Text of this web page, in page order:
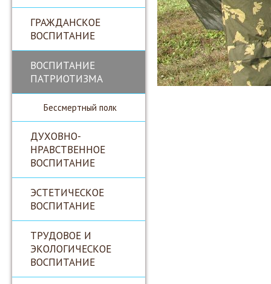
ГРАЖДАНСКОЕ
ВОСПИТАНИЕ
ВОСПИТАНИЕ
ПАТРИОТИЗМА
Бессмертный полк
ДУХОВНО-
НРАВСТВЕННОЕ
ВОСПИТАНИЕ
ЭСТЕТИЧЕСКОЕ
ВОСПИТАНИЕ
ТРУДОВОЕ И
ЭКОЛОГИЧЕСКОЕ
ВОСПИТАНИЕ